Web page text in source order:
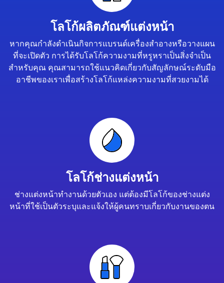
โลโก้ผลิตภัณฑ์แต่งหน้า
หากคุณกำลังดำเนินกิจการแบรนด์เครื่องสำอางหรือวางแผน
ที่จะเปิดตัว การได้รับโลโก้ความงามที่หรูหราเป็นสิ่งจำเป็น
สำหรับคุณ คุณสามารถใช้แนวคิดเกี่ยวกับสัญลักษณ์ระดับมือ
อาชีพของเราเพื่อสร้างโลโก้แหล่งความงามที่สวยงามได้
โลโก้ช่างแต่งหน้า
ช่างแต่งหน้าทำงานด้วยตัวเอง แต่ต้องมีโลโก้ของช่างแต่ง
หน้าที่ใช้เป็นตัวระบุและแจ้งให้ผู้คนทราบเกี่ยวกับงานของตน